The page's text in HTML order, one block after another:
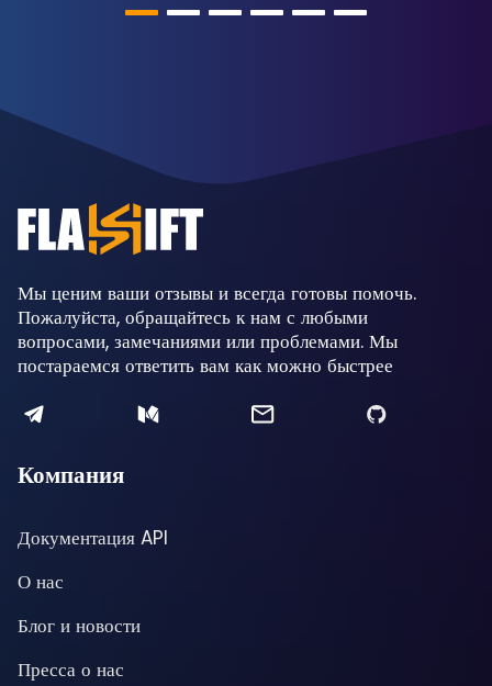
Мы ценим ваши отзывы и всегда готовы помочь.
Пожалуйста, обращайтесь к нам с любыми
вопросами, замечаниями или проблемами. Мы
постараемся ответить вам как можно быстрее
Компания
Документация API
О нас
Блог и новости
Пресса о нас